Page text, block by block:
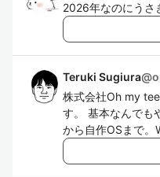
2026年なのにうさ
Teruki Sugiura@
株式会社Oh my
す。 基本なんでも
から自作OSまで。